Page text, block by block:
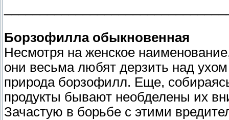
Борзофилла обыкновенная
Несмотря на женское
они весьма любят дерзить над
природа борзофилл. Еще,
продукты бывают необделены их
Зачастую в борьбе с этими